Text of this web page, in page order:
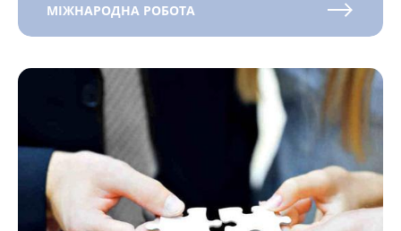
МІЖНАРОДНА РОБОТА